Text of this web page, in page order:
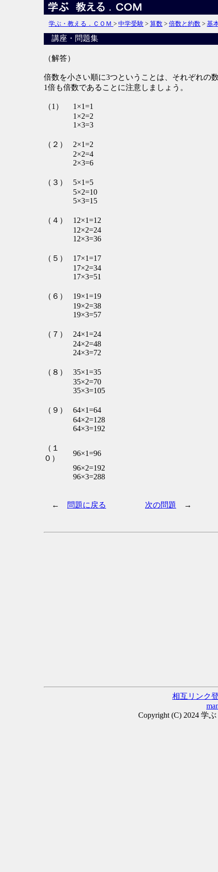
学ぶ・教える．ＣＯＭ > 中学受験 > 算数 > 倍数と約数 > 基
講座・問題集
（解答）
倍数を小さい順に3つということは、それぞれの
1倍も倍数であることに注意しましょう。
（1）
1×1=1
1×2=2
1×3=3
（２）
2×1=2
2×2=4
2×3=6
（３）
5×1=5
5×2=10
5×3=15
（４）
12×1=12
12×2=24
12×3=36
（５）
17×1=17
17×2=34
17×3=51
（６）
19×1=19
19×2=38
19×3=57
（７）
24×1=24
24×2=48
24×3=72
（８）
35×1=35
35×2=70
35×3=105
（９）
64×1=64
64×2=128
64×3=192
（１
０）
96×1=96
96×2=192
96×3=288
← 問題に戻る 次の問題 →
相互リンク
Copyright (C) 2024 学